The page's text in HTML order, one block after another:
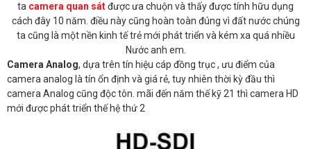
ta camera quan sátđược ưa chuộn và thấy được tính hữu dụng
cách đây 10 năm. điều này cũng hoàn toàn đúng vì đất nước chúng
ta cũng là một nền kinh tế trẻ mới phát triển và kém xa quá nhiều
Nước anh em.
Camera Analog, dựa trên tín hiệu cáp đồng trục , ưu điểm của
camera analog là tín ổn định và giá rẻ, tuy nhiên thời kỳ đầu thì
camera Analog cũng độc tôn. mãi đến năm thế kỹ 21 thì camera HD
mới được phát triển thế hệ thứ 2